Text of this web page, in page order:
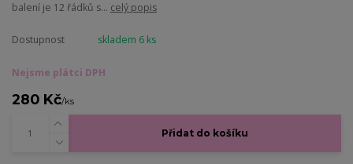
balení je 12 řádků s... celý popis
Dostupnost skladem 6 ks
Nejsme plátci DPH
280 Kč/ks
Přidat do košíku